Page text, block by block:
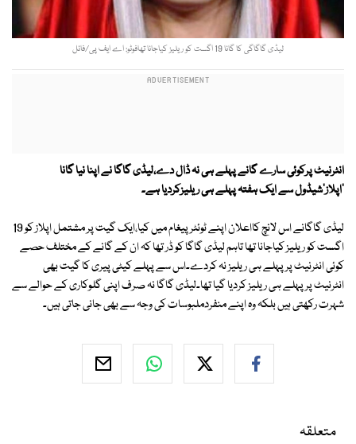
لیڈی گاگاگی کا گانا 19 اگست کو ریلیز کیاجانا تھافوٹو: اے ایف پی/فائل
انٹرنیٹ پرکوئی سارے گانے پہلے ہی نہ ڈال دے،لیڈی گاگا نے اپنا نیا گانا
'اپلاز'شیڈول سے ایک ہفتہ پہلے ہی ریلیزکردیا ہے۔
لیڈی گاگانے اس لانچ کااعلان اپنے ٹوئٹرپیغام میں کیا،ایک گیت پر مشتمل اپلاز کو 19
اگست کو ریلیز کیاجانا تھا تاہم لیڈی گاگا کو ڈر تھا کہ ان کے گانے کے مختلف حصے
کوئی انٹرنیٹ پر پہلے ہی ریلیز نہ کردے۔اس سے پہلے کیٹی پیری کا گیت بھی
انٹرنیٹ پر پہلے ہی ریلیز کردیا گیا تھا۔لیڈی گاگا نہ صرف اپنی گلوکاری کے حوالے سے
شہرت رکھتی ہیں بلکہ وہ اپنے منفردملبوسات کی وجہ سے بھی جانی جاتی ہیں۔
متعلقہ